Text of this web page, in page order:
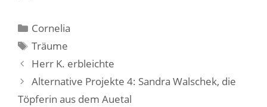
Kategorien
Cornelia
Schlagwörter
Träume
Herr K. erbleichte
Alternative Projekte 4: Sandra Walschek, die
Töpferin aus dem Auetal